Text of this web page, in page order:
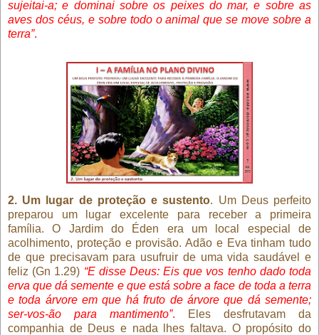
sujeitai-a; e dominai sobre os peixes do mar, e sobre as
aves dos céus, e sobre todo o animal que se move sobre a
terra”.
2. Um lugar de proteção e sustento. Um Deus perfeito
preparou um lugar excelente para receber a primeira
família. O Jardim do Éden era um local especial de
acolhimento, proteção e provisão. Adão e Eva tinham tudo
de que precisavam para usufruir de uma vida saudável e
feliz (Gn 1.29) “E disse Deus: Eis que vos tenho dado toda
erva que dá semente e que está sobre a face de toda a terra
e toda árvore em que há fruto de árvore que dá semente;
ser-vos-ão para mantimento”. Eles desfrutavam da
companhia de Deus e nada lhes faltava. O propósito do